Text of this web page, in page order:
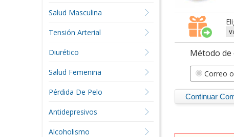
Método de
Correo
Salud Masculina
Tensión Arterial
Diurético
Salud Femenina
Pérdida De Pelo
Antidepresivos
Alcoholismo